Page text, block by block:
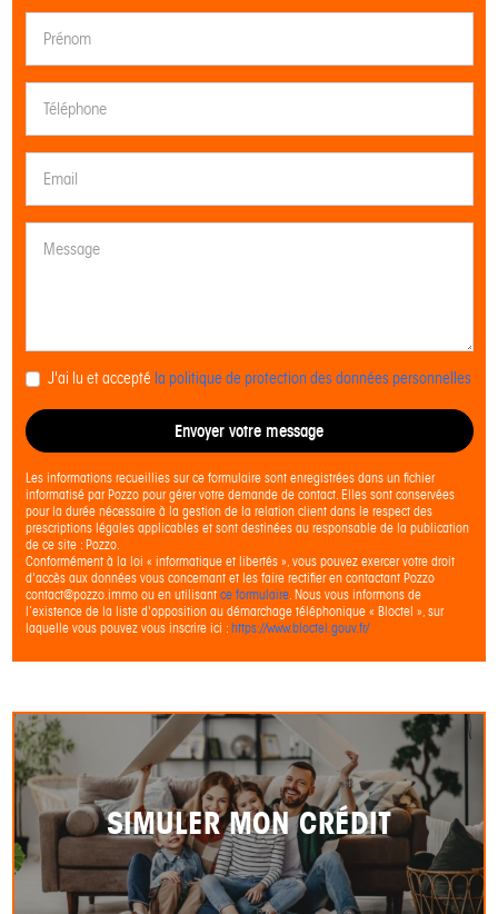
J'ai lu et accepté la politique de protection des données personnelles
Envoyer votre message
Les informations recueillies sur ce formulaire sont enregistrées dans un fichier
informatisé par Pozzo pour gérer votre demande de contact. Elles sont conservées
pour la durée nécessaire à la gestion de la relation client dans le respect des
prescriptions légales applicables et sont destinées au responsable de la publication
de ce site : Pozzo.
Conformément à la loi « informatique et libertés », vous pouvez exercer votre droit
d'accès aux données vous concernant et les faire rectifier en contactant Pozzo
contact@pozzo.immo ou en utilisant ce formulaire. Nous vous informons de
l’existence de la liste d'opposition au démarchage téléphonique « Bloctel », sur
laquelle vous pouvez vous inscrire ici : https://www.bloctel.gouv.fr/
SIMULER MON CRÉDIT